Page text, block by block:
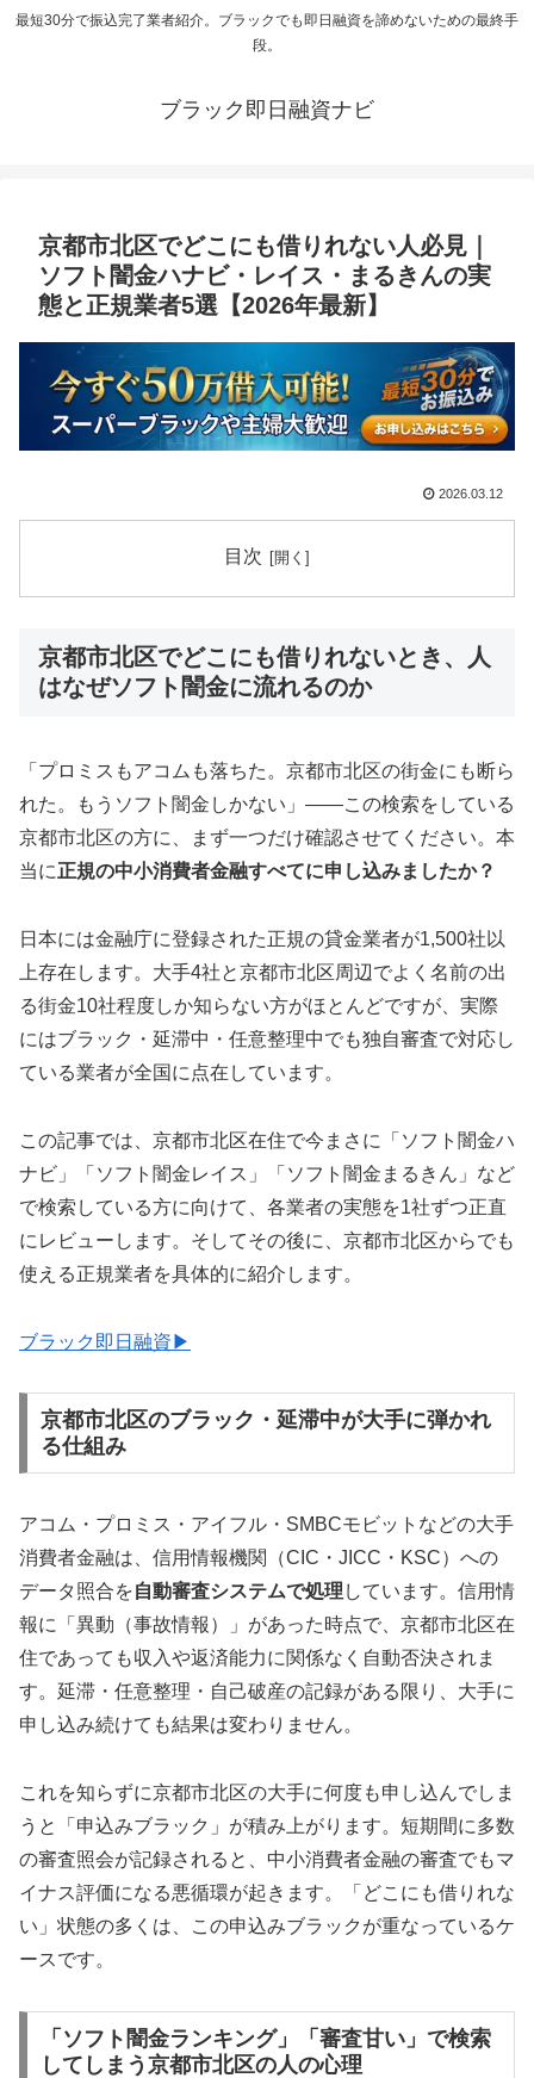
最短30分で振込完了業者紹介。ブラックでも即日融資を諦めないための最終手
段。
ブラック即日融資ナビ
京都市北区でどこにも借りれない人必見｜
ソフト闇金ハナビ・レイス・まるきんの実
態と正規業者5選【2026年最新】
2026.03.12
目次
京都市北区でどこにも借りれないとき、人
はなぜソフト闇金に流れるのか
「プロミスもアコムも落ちた。京都市北区の街金にも断ら
れた。もうソフト闇金しかない」——この検索をしている
京都市北区の方に、まず一つだけ確認させてください。本
当に正規の中小消費者金融すべてに申し込みましたか？
日本には金融庁に登録された正規の貸金業者が1,500社以
上存在します。大手4社と京都市北区周辺でよく名前の出
る街金10社程度しか知らない方がほとんどですが、実際
にはブラック・延滞中・任意整理中でも独自審査で対応し
ている業者が全国に点在しています。
この記事では、京都市北区在住で今まさに「ソフト闇金ハ
ナビ」「ソフト闇金レイス」「ソフト闇金まるきん」など
で検索している方に向けて、各業者の実態を1社ずつ正直
にレビューします。そしてその後に、京都市北区からでも
使える正規業者を具体的に紹介します。
ブラック即日融資▶
京都市北区のブラック・延滞中が大手に弾かれ
る仕組み
アコム・プロミス・アイフル・SMBCモビットなどの大手
消費者金融は、信用情報機関（CIC・JICC・KSC）への
データ照合を自動審査システムで処理 しています。信用情
報に「異動（事故情報）」があった時点で、京都市北区在
住であっても収入や返済能力に関係なく自動否決されま
す。延滞・任意整理・自己破産の記録がある限り、大手に
申し込み続けても結果は変わりません。
これを知らずに京都市北区の大手に何度も申し込んでしま
うと「申込みブラック」が積み上がります。短期間に多数
の審査照会が記録されると、中小消費者金融の審査でもマ
イナス評価になる悪循環が起きます。「どこにも借りれな
い」状態の多くは、この申込みブラックが重なっているケ
ースです。
「ソフト闇金ランキング」「審査甘い」で検索
してしまう京都市北区の人の心理